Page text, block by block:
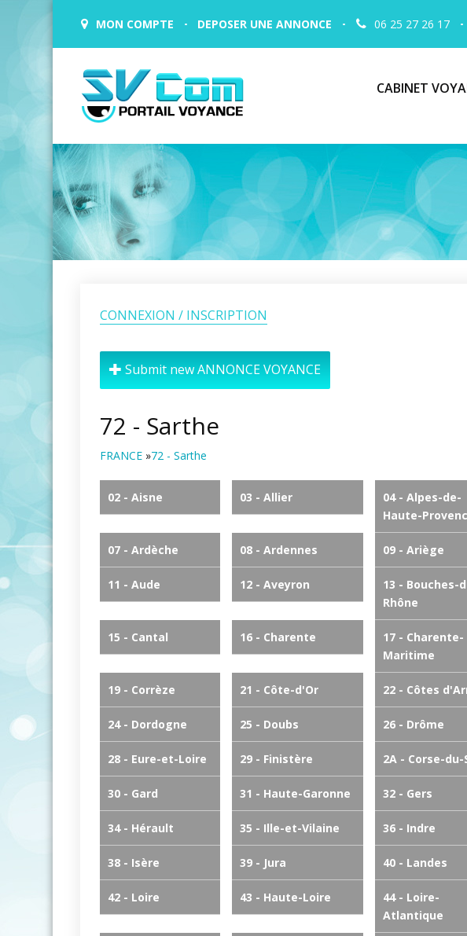
MON COMPTE DEPOSER UNE ANNONCE 06 25 27 26 17
CABINET
CONNEXION / INSCRIPTION
Submit new ANNONCE VOYANCE
72 - Sarthe
FRANCE »72 - Sarthe
02 - Aisne 03 - Allier
04 - Alpes-de-
Haute-
07 - Ardèche 08 - Ardennes 09 - Ariège
11 - Aude 12 - Aveyron
13 - Bouches-
Rhône
15 - Cantal 16 - Charente
17 - Charente-
Maritime
19 - Corrèze 21 - Côte-d'Or 22 - Côtes
24 - Dordogne 25 - Doubs 26 - Drôme
28 - Eure-et-Loire 29 - Finistère 2A - Corse-du-
30 - Gard 31 - Haute-Garonne 32 - Gers
34 - Hérault 35 - Ille-et-Vilaine 36 - Indre
38 - Isère 39 - Jura 40 - Landes
42 - Loire 43 - Haute-Loire
44 - Loire-
Atlantique